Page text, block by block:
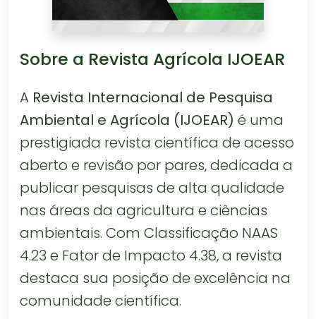
Sobre a Revista Agrícola IJOEAR
A Revista Internacional de Pesquisa
Ambiental e Agrícola (IJOEAR) é uma
prestigiada revista científica de acesso
aberto e revisão por pares, dedicada a
publicar pesquisas de alta qualidade
nas áreas da agricultura e ciências
ambientais. Com Classificação NAAS
4.23 e Fator de Impacto 4.38, a revista
destaca sua posição de excelência na
comunidade científica.